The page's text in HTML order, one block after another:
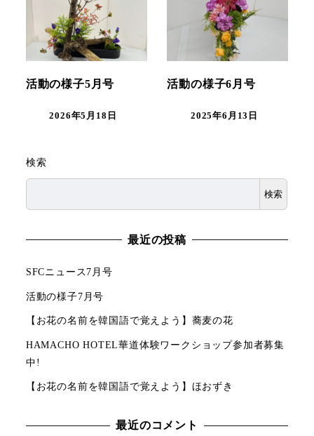
活動の様子5月号
2026年5月18日
活動の様子6月号
2025年6月13日
検索
検索
最近の投稿
SFCニュース7月号
活動の様子7月号
【お花の名前を韓国語で覚えよう】蕎麦の花
HAMACHO HOTEL華道体験ワークショップ参加者募集
中!
【お花の名前を韓国語で覚えよう】ほおずき
最近のコメント